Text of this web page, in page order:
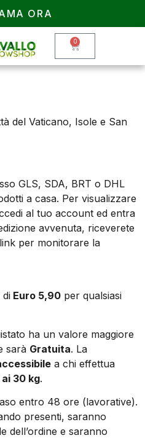
ORA
0
del Vaticano, Isole e San
GLS, SDA, BRT o DHL
a casa. Per visualizzare
al tuo account ed entra
avvenuta, riceverete
per monitorare la
di Euro 5,90 per qualsiasi
ha un valore maggiore
sarà Gratuita. La
a chi effettua
30 kg.
entro 48 ore (lavorative).
presenti, saranno
dell’ordine e saranno